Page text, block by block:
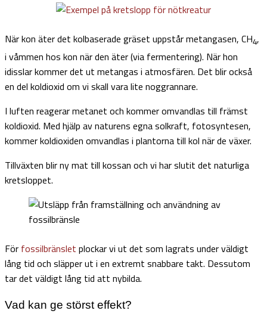
När kon äter det kolbaserade gräset uppstår metangasen, CH4,
i våmmen hos kon när den äter (via fermentering). När hon
idisslar kommer det ut metangas i atmosfären. Det blir också
en del koldioxid om vi skall vara lite noggrannare.
I luften reagerar metanet och kommer omvandlas till främst
koldioxid. Med hjälp av naturens egna solkraft, fotosyntesen,
kommer koldioxiden omvandlas i plantorna till kol när de växer.
Tillväxten blir ny mat till kossan och vi har slutit det naturliga
kretsloppet.
För fossilbränslet plockar vi ut det som lagrats under väldigt
lång tid och släpper ut i en extremt snabbare takt. Dessutom
tar det väldigt lång tid att nybilda.
Vad kan ge störst effekt?